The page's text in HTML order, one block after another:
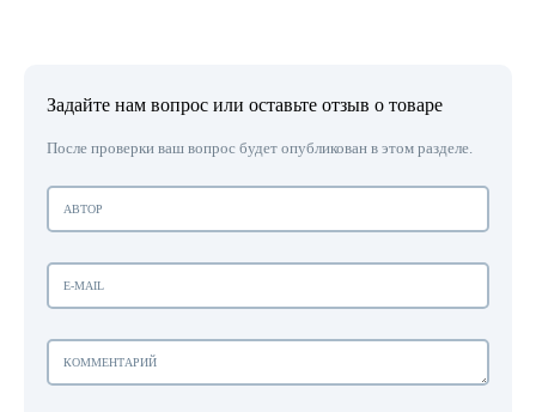
Задайте нам вопрос или оставьте отзыв о товаре
После проверки ваш вопрос будет опубликован в этом разделе.